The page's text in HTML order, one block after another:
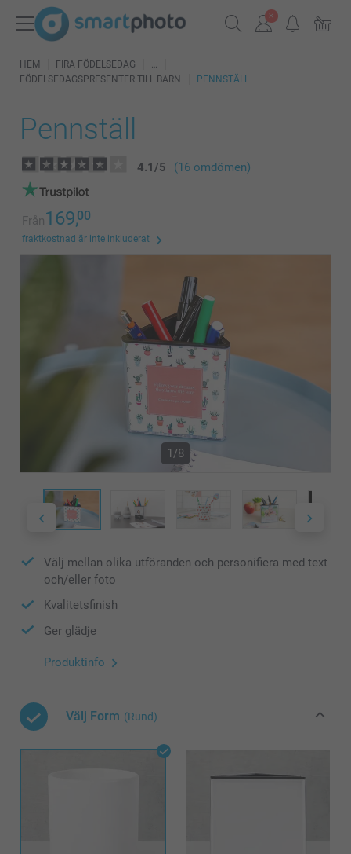
HEM
FIRA FÖDELSEDAG
FÖDELSEDAGSPRESENTER TILL BARN
PENNSTÄLL
Pennställ
4.1/5 (16 omdömen)
Från169,00
fraktkostnad är inte inkluderat
1/8
Välj mellan olika utföranden och personifiera med text
och/eller foto
Kvalitetsfinish
Ger glädje
Produktinfo
Välj Form (Rund)